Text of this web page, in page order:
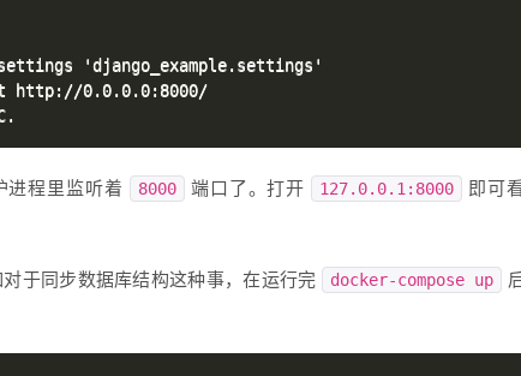
'django_example.settings'
http://0.0.0.0:8000/
进程里监听着 8000 端口了。打开 127.0.0.1:8000 即可
于同步数据库结构这种事，在运行完 docker-compose up